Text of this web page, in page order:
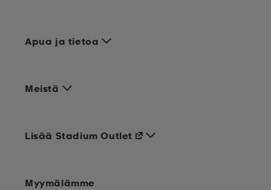
Apua ja tietoa
Meistä
Lisää Stadium Outlet
Myymälämme